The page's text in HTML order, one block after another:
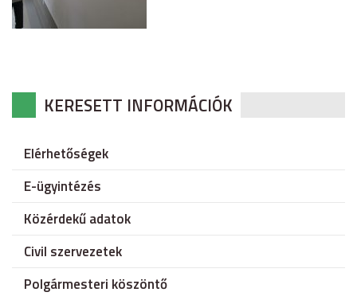
KERESETT INFORMÁCIÓK
Elérhetőségek
E-ügyintézés
Közérdekű adatok
Civil szervezetek
Polgármesteri köszöntő